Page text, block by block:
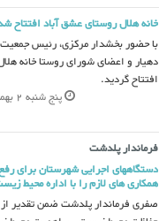
خانه هلال روستای عشق آباد افتتاح
با حضور بخشدار مرکزی، رئیس
دهیار و اعضای شورای روستا خانه
افتتاح گردید.
پنج شنبه 2 بهمن 1399 ساعت 08:57
فرماندار پلدشت
دستگاههای اجرایی شهرستان برای
همکاری های لازم را با اداره محیط
صفری فرماندار پلدشت ضمن تقدیر